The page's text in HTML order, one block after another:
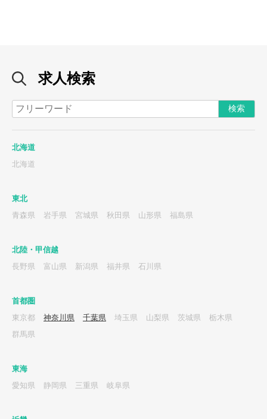
求人検索
北海道
北海道
東北
青森県
岩手県 宮城県 秋田県 山形県 福島県
北陸・甲信越
長野県
富山県 新潟県 福井県 石川県
首都圏
東京都
神奈川県 千葉県 埼玉県 山梨県 茨城県
栃木県
群馬県
東海
愛知県
静岡県 三重県 岐阜県